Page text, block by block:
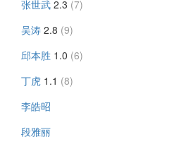
张世武 2.3 (7)
吴涛 2.8 (9)
邱本胜 1.0 (6)
丁虎 1.1 (8)
李皓昭
段雅丽